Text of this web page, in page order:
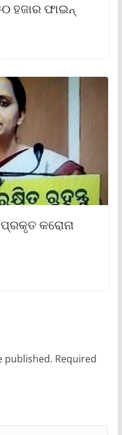
ହଜାର ଫାଇନ୍
କରୋନା
published. Required